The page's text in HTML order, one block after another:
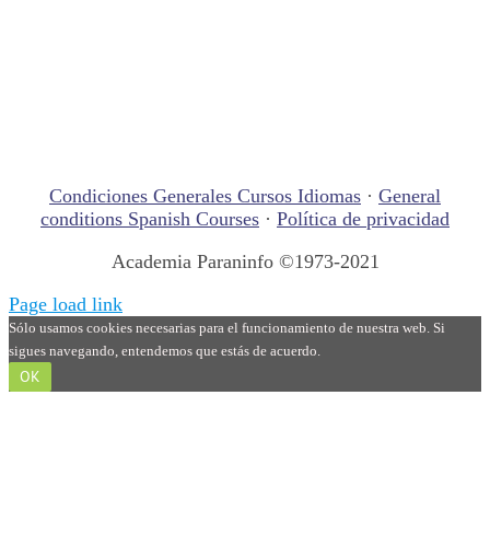
Condiciones Generales Cursos Idiomas · General
conditions Spanish Courses · Política de privacidad
Academia Paraninfo ©1973-2021
Page load link
Sólo usamos cookies necesarias para el funcionamiento de nuestra web. Si
sigues navegando, entendemos que estás de acuerdo.
OK